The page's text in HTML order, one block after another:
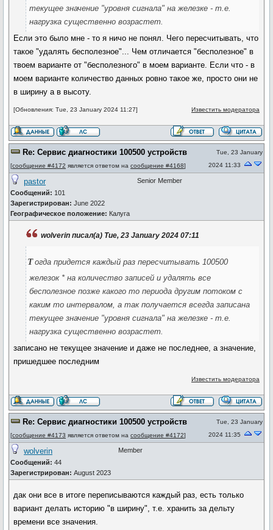
текущее значение "уровня сигнала" на железке - т.е.
нагрузка существенно возрастет.
Если это было мне - то я ничо не понял. Чего пересчитывать, что
такое "удалять бесполезное"... Чем отличается "бесполезное" в
твоем варианте от "бесполезного" в моем варианте. Если что - в
моем варианте количество данных ровно такое же, просто они не
в ширину а в высоту.
[Обновления: Tue, 23 January 2024 11:27] Известить модератора
Re: Сервис диагностики 100500 устройств
[сообщение #4172 является ответом на сообщение #4168]
Tue, 23 January
2024 11:33
pastor
Сообщений: 101
Зарегистрирован: June 2022
Географическое положение: Калуга
Senior Member
wolverin писал(а) Tue, 23 January 2024 07:11
тогда придется каждый раз пересчитывать 100500
железок * на количество записей и удалять все
бесполезное позже какого то периода другим потоком с
каким то интервалом, а так получается всегда записана
текущее значение "уровня сигнала" на железке - т.е.
нагрузка существенно возрастет.
записано не текущее значение и даже не последнее, а значение,
пришедшее последним
Известить модератора
Re: Сервис диагностики 100500 устройств
[сообщение #4173 является ответом на сообщение #4172]
Tue, 23 January
2024 11:35
wolverin
Сообщений: 44
Зарегистрирован: August 2023
Member
дак они все в итоге переписываются каждый раз, есть только
вариант делать историю "в ширину", т.е. хранить за дельту
времени все значения.